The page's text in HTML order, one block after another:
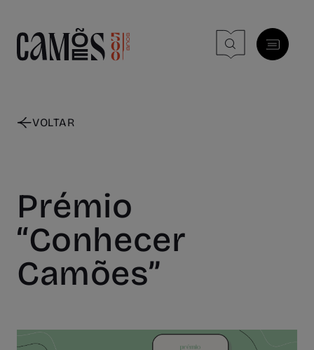
VOLTAR
Prémio
“Conhecer
Camões”